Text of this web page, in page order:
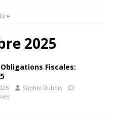
2025
Fiscales:
Sophie Dubois